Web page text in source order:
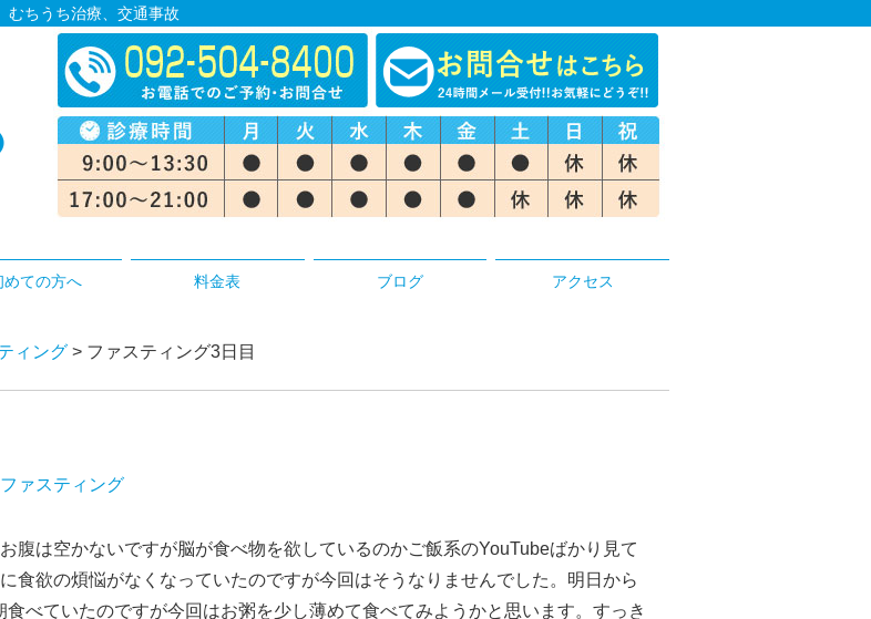
むちうち治療、交通事故
めての方へ 料金表 ブログ アクセス
ィング > ファスティング3日目
ファスティング
腹は空かないですが脳が食べ物を欲しているのかご飯系のYouTubeばかり見て
食欲の煩悩がなくなっていたのですが今回はそうなりませんでした。明日から
べていたのですが今回はお粥を少し薄めて食べてみようかと思います。すっき